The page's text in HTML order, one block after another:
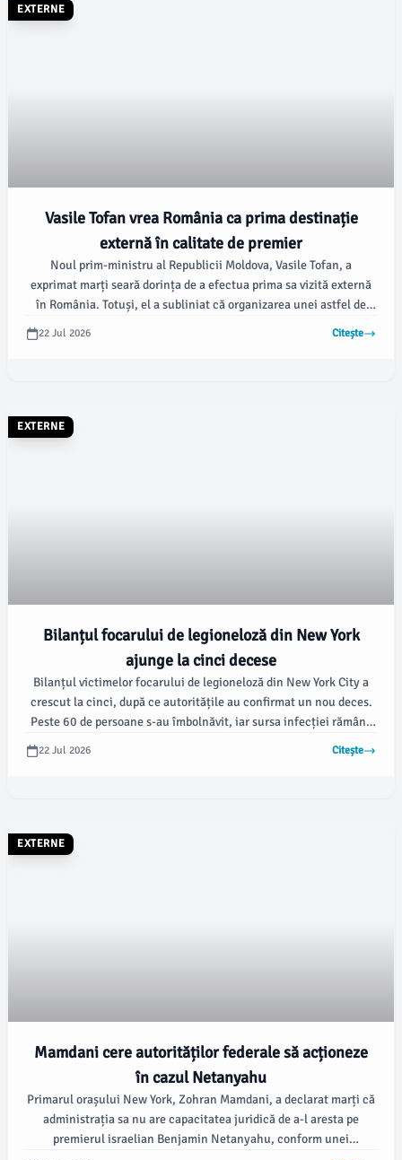
EXTERNE
Vasile Tofan vrea România ca prima destinație
externă în calitate de premier
Noul prim-ministru al Republicii Moldova, Vasile Tofan, a
exprimat marți seară dorința de a efectua prima sa vizită externă
în România. Totuși, el a subliniat că organizarea unei astfel de
deplasări ar putea fi complicată din cauza situației politice mai
delicate din România comparativ cu cea de la Chișinău, conform
22 Jul 2026 Citește
EXTERNE
Bilanțul focarului de legioneloză din New York
ajunge la cinci decese
Bilanțul victimelor focarului de legioneloză din New York City a
crescut la cinci, după ce autoritățile au confirmat un nou deces.
Peste 60 de persoane s-au îmbolnăvit, iar sursa infecției rămâne
22 Jul 2026 Citește
EXTERNE
Mamdani cere autorităților federale să acționeze
în cazul Netanyahu
Primarul orașului New York, Zohran Mamdani, a declarat marți că
administrația sa nu are capacitatea juridică de a-l aresta pe
premierul israelian Benjamin Netanyahu, conform unei